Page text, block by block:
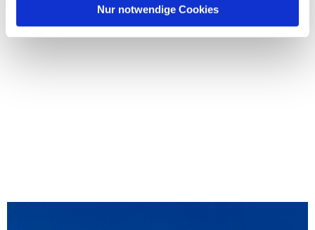
Nur notwendige Cookies